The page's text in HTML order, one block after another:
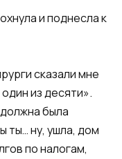
и поднесла к
сказали мне
из десяти».
была
ты… ну, ушла, дом
по налогам,